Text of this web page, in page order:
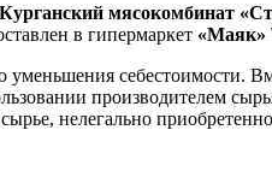
мясокомбинат
в гипермаркет «Маяк»
уменьшения себестоимости.
производителем
нелегально